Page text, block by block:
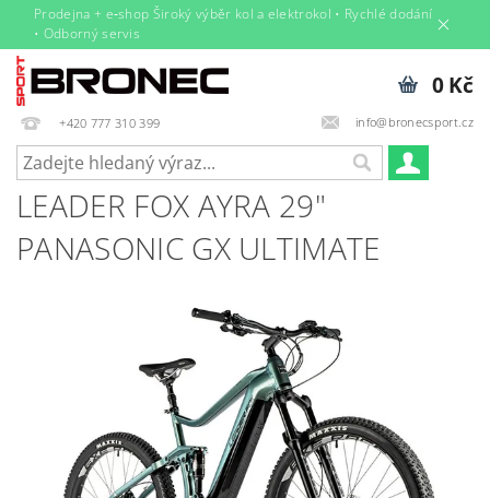
Prodejna + e‑shop Široký výběr kol a elektrokol • Rychlé dodání
• Odborný servis
+420 777 310 399 info@bronecsport.cz
0 Kč
LEADER FOX AYRA 29"
PANASONIC GX ULTIMATE